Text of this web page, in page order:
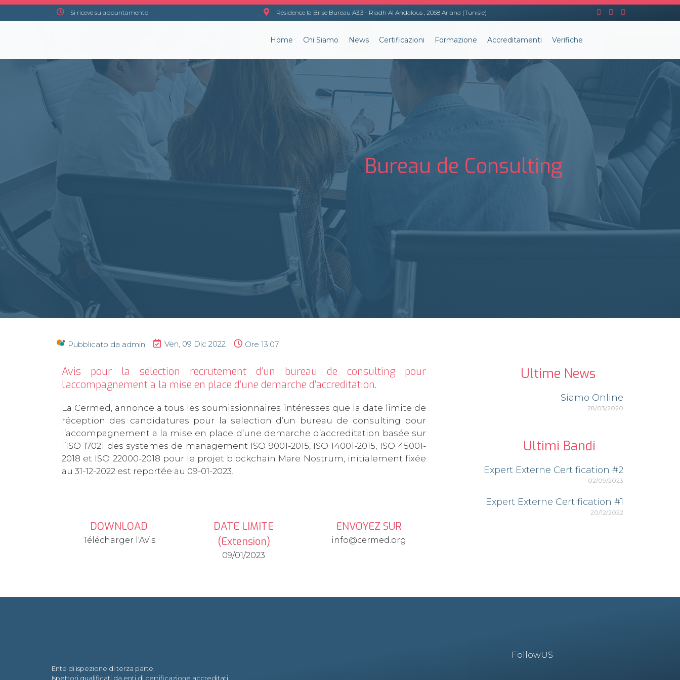
Si riceve su appuntamento Résidence la Brise Bureau A3.3 - Riadh Al Andalous , 2058 Ariana (Tunisie)
Home Chi Siamo News Certificazioni Formazione Accreditamenti Verifiche
Bureau de Consulting
Pubblicato da admin Ven, 09 Dic 2022 Ore 13:07
Avis pour la sélection recrutement d’un bureau de consulting pour
l’accompagnement a la mise en place d’une demarche d’accreditation.
La Cermed, annonce a tous les soumissionnaires intéresses que la date limite de
réception des candidatures pour la selection d’un bureau de consulting pour
l’accompagnement a la mise en place d’une demarche d’accreditation basée sur
l’ISO 17021 des systemes de management ISO 9001-2015, ISO 14001-2015, ISO 45001-
2018 et ISO 22000-2018 pour le projet blockchain Mare Nostrum, initialement fixée
au 31-12-2022 est reportée au 09-01-2023.
DOWNLOAD
Télécharger l'Avis
DATE LIMITE
(Extension)
09/01/2023
ENVOYEZ SUR
info@cermed.org
Ultime News
Siamo Online
28/03/2020
Ultimi Bandi
Expert Externe Certification #2
02/09/2023
Expert Externe Certification #1
20/12/2022
Ente di ispezione di terza parte.
Ispettori qualificati da enti di certificazione accreditati
FollowUS